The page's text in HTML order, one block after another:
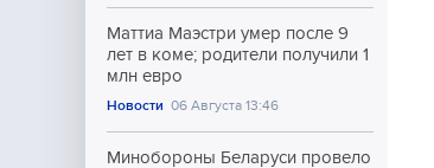
Маттиа Маэстри умер после 9
лет в коме; родители получили 1
млн евро
Новости 06 Августа 13:46
Минобороны Беларуси провело